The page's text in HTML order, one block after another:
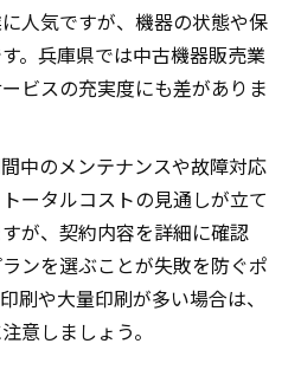
最適な業務用コピー機選び
コスト比較で重視すべきポ
価格とメンテナンス費用の
ーや大判機とのコスト比較
ンター料金の落とし穴に注
人気ですが、機器の状態や保
。兵庫県では中古機器販売業
ビスの充実度にも差がありま
中のメンテナンスや故障対応
ータルコストの見通しが立て
が、契約内容を詳細に確認
ンを選ぶことが失敗を防ぐポ
刷や大量印刷が多い場合は、
意しましょう。